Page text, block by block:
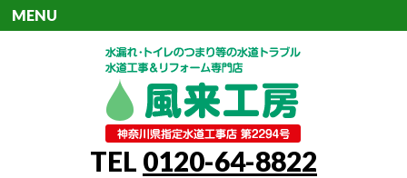
TEL 0120-64-8822
MENU